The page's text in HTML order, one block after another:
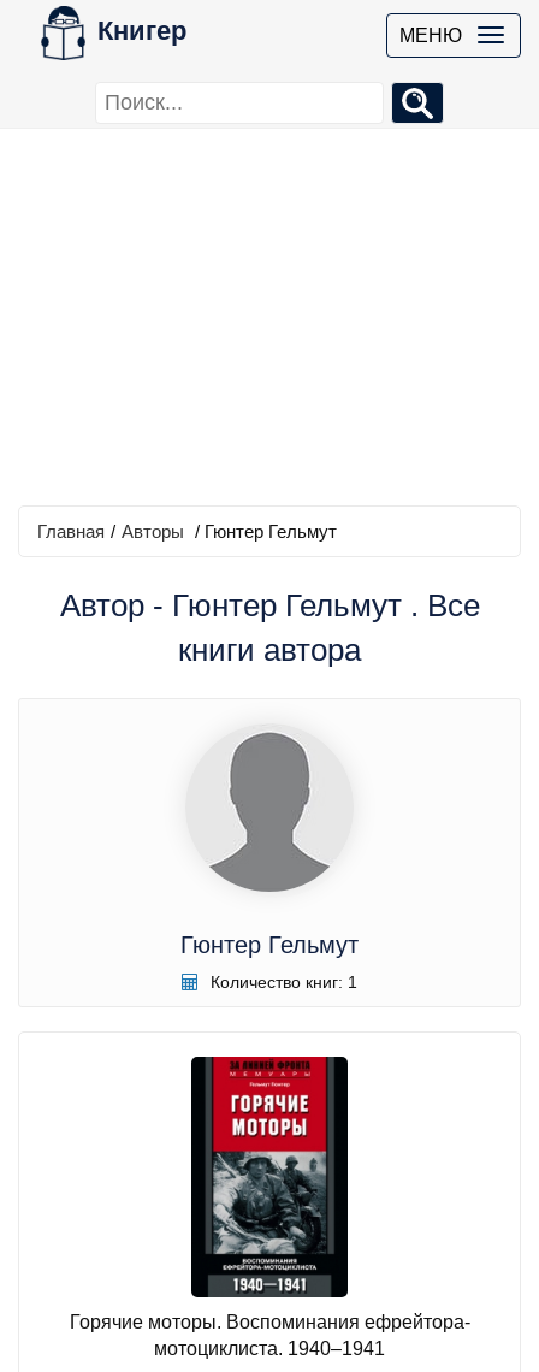
Книгер МЕНЮ
Главная / Авторы / Гюнтер Гельмут
Автор - Гюнтер Гельмут . Все
книги автора
Гюнтер Гельмут
Количество книг: 1
Горячие моторы. Воспоминания ефрейтора-
мотоциклиста. 1940–1941